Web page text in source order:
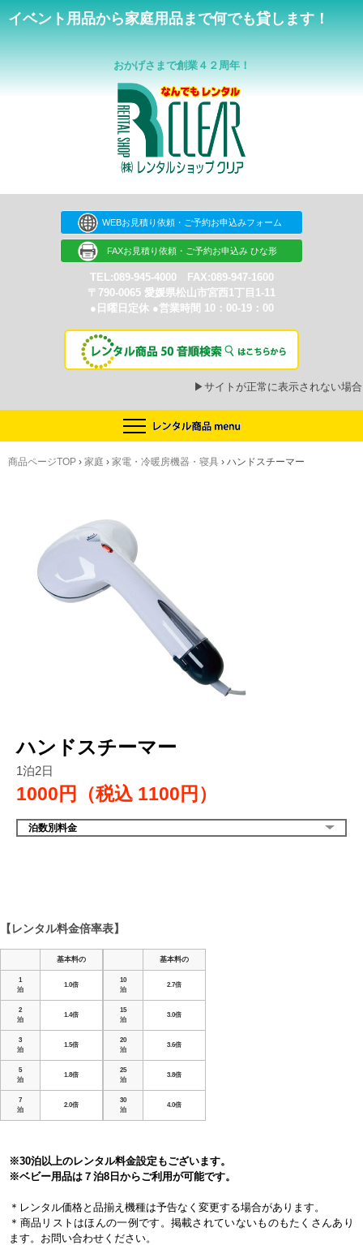
イベント用品から家庭用品まで何でも貸します！
おかげさまで創業４２周年！
WEBお見積り依頼・ご予約お申込みフォーム
FAXお見積り依頼・ご予約お申込み ひな形
TEL:089-945-4000 FAX:089-947-1600
〒790-0065 愛媛県松山市宮西1丁目1-11
●日曜日定休 ●営業時間 10：00-19：00
▶サイトが正常に表示されない場合
商品ページTOP › 家庭 › 家電・冷暖房機器・寝具 › ハンドスチーマー
ハンドスチーマー
1泊2日
1000円（税込 1100円）
泊数別料金
【レンタル料金倍率表】
基本料の
1
泊
1.0倍
2
泊
1.4倍
3
泊
1.5倍
5
泊
1.8倍
7
泊
2.0倍
基本料の
10
泊
2.7倍
15
泊
3.0倍
20
泊
3.6倍
25
泊
3.8倍
30
泊
4.0倍
※30泊以上のレンタル料金設定もございます。
※ベビー用品は７泊8日からご利用が可能です。
＊レンタル価格と品揃え機種は予告なく変更する場合があります。
＊商品リストはほんの一例です。掲載されていないものもたくさんあり
ます。お問い合わせください。